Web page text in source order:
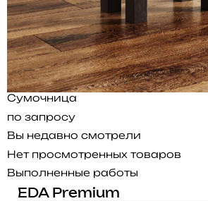
Сумочница
по запросу
Вы недавно смотрели
Нет просмотренных товаров
Выполненные работы
EDA Premium